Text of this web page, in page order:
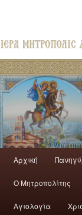
Αρχική
Ο Mητροπολίτης
Αγιολογία